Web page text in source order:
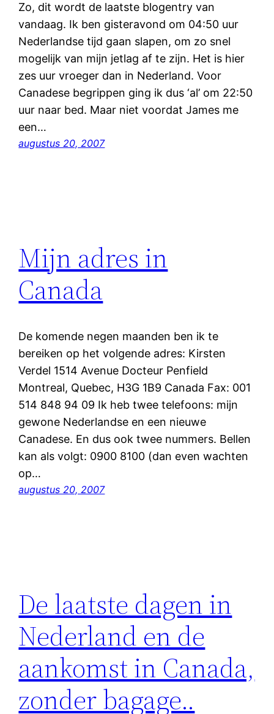
Zo, dit wordt de laatste blogentry van
vandaag. Ik ben gisteravond om 04:50 uur
Nederlandse tijd gaan slapen, om zo snel
mogelijk van mijn jetlag af te zijn. Het is hier
zes uur vroeger dan in Nederland. Voor
Canadese begrippen ging ik dus ‘al’ om 22:50
uur naar bed. Maar niet voordat James me
een…
augustus 20, 2007
Mijn adres in
Canada
De komende negen maanden ben ik te
bereiken op het volgende adres: Kirsten
Verdel 1514 Avenue Docteur Penfield
Montreal, Quebec, H3G 1B9 Canada Fax: 001
514 848 94 09 Ik heb twee telefoons: mijn
gewone Nederlandse en een nieuwe
Canadese. En dus ook twee nummers. Bellen
kan als volgt: 0900 8100 (dan even wachten
op…
augustus 20, 2007
De laatste dagen in
Nederland en de
aankomst in Canada,
zonder bagage..